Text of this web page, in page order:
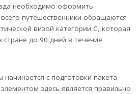
необходимо оформить
путешественники обращаются
визой категории С, которая
стране до 90 дней в течение
начинается с подготовки пакета
здесь является правильно